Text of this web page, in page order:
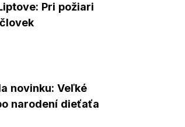
Pri požiari
novinku: Veľké
narodení dieťaťa